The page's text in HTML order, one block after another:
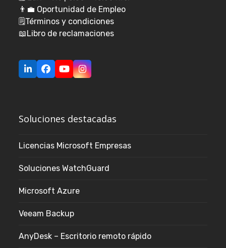
👨‍💼 Oportunidad de Empleo
🗒️Términos y condiciones
📖Libro de reclamaciones
LinkedInFacebook
YouTubeInstagram
Soluciones destacadas
Licencias Microsoft Empresas
Soluciones WatchGuard
Microsoft Azure
Veeam Backup
AnyDesk – Escritorio remoto rápido